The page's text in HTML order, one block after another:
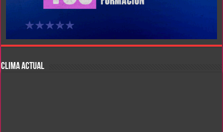
CLIMA ACTUAL